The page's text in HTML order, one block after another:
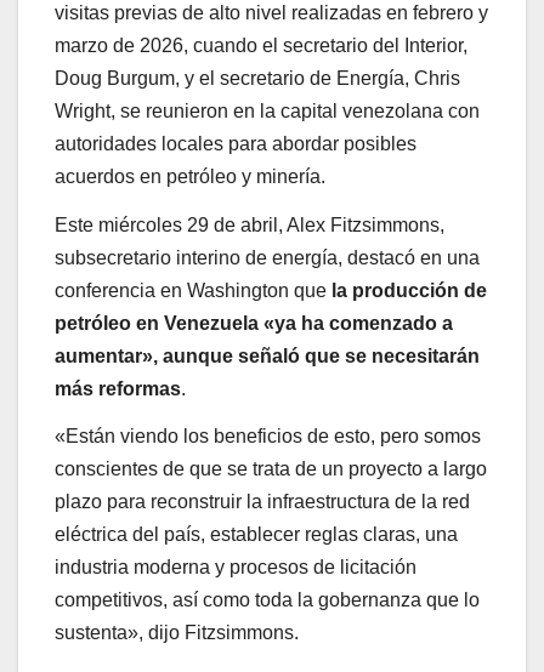
visitas previas de alto nivel realizadas en febrero y
marzo de 2026, cuando el secretario del Interior,
Doug Burgum, y el secretario de Energía, Chris
Wright, se reunieron en la capital venezolana con
autoridades locales para abordar posibles
acuerdos en petróleo y minería.
Este miércoles 29 de abril, Alex Fitzsimmons,
subsecretario interino de energía, destacó en una
conferencia en Washington que la producción de
petróleo en Venezuela «ya ha comenzado a
aumentar», aunque señaló que se necesitarán
más reformas.
«Están viendo los beneficios de esto, pero somos
conscientes de que se trata de un proyecto a largo
plazo para reconstruir la infraestructura de la red
eléctrica del país, establecer reglas claras, una
industria moderna y procesos de licitación
competitivos, así como toda la gobernanza que lo
sustenta», dijo Fitzsimmons.